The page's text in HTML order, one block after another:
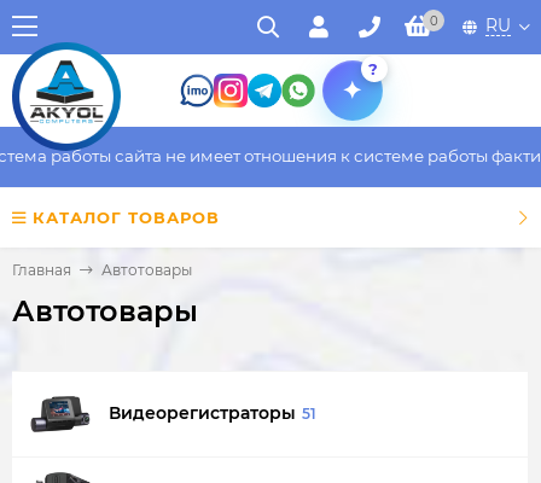
0 RU
?
сайта не имеет отношения к системе работы
КАТАЛОГ ТОВАРОВ
Главная Автотовары
Автотовары
Видеорегистраторы 51